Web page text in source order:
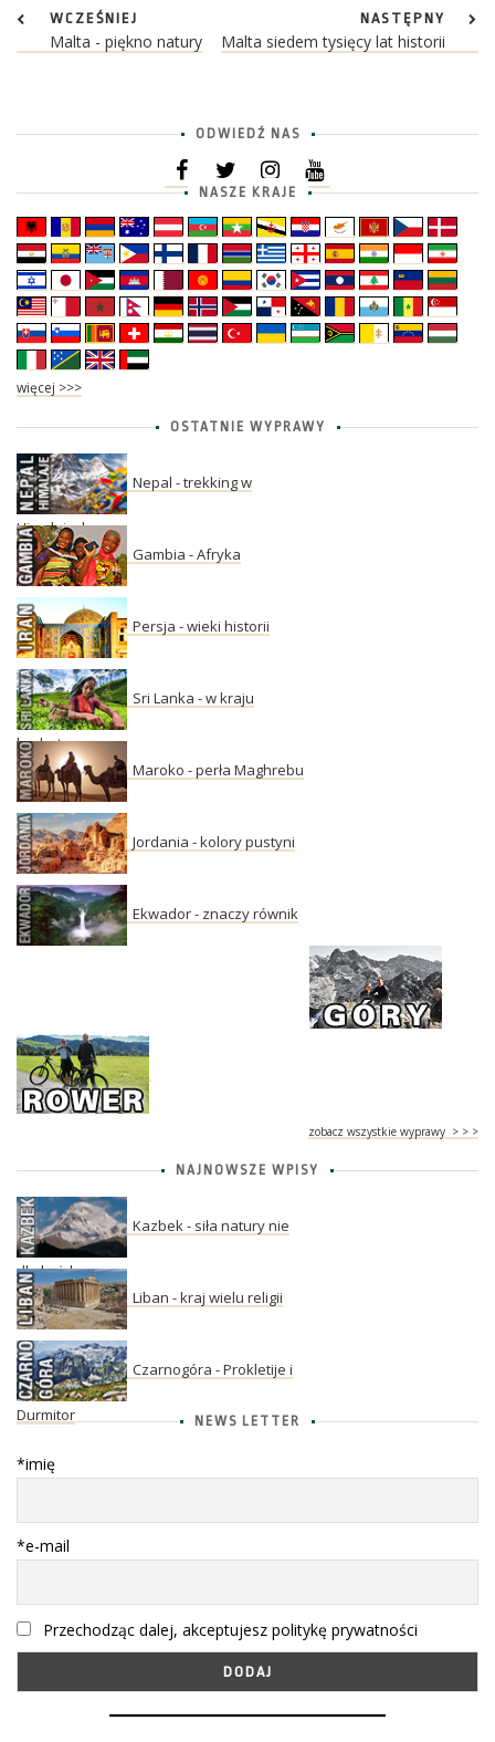
WCZEŚNIEJ
Malta - piękno natury
NASTĘPNY
Malta siedem tysięcy lat historii
ODWIEDŹ NAS
NASZE KRAJE
więcej >>>
OSTATNIE WYPRAWY
Nepal - trekking w
Himalajach
Gambia - Afryka
Persja - wieki historii
Sri Lanka - w kraju
herbaty
Maroko - perła Maghrebu
Jordania - kolory pustyni
Ekwador - znaczy równik
zobacz wszystkie wyprawy > > >
NAJNOWSZE WPISY
Kazbek - siła natury nie
dla każdego
Liban - kraj wielu religii
Czarnogóra - Prokletije i
Durmitor NEWS LETTER
*imię
*e-mail
Przechodząc dalej, akceptujesz politykę prywatności